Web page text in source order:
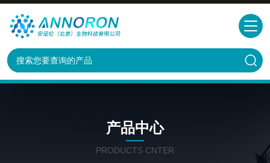
产品中心
PRODUCTS CNTER